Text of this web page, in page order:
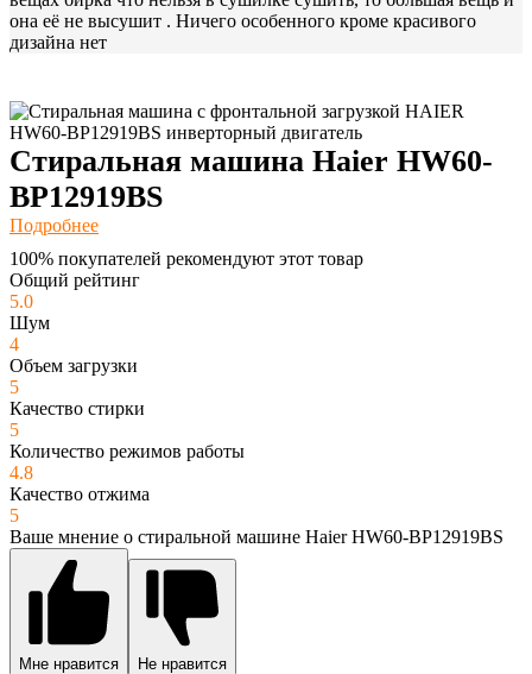
она её не высушит . Ничего особенного кроме красивого
дизайна нет
Стиральная машина Haier HW60-
BP12919BS
Подробнее
100% покупателей рекомендуют этот товар
Общий рейтинг
5.0
Шум
4
Объем загрузки
5
Качество стирки
5
Количество режимов работы
4.8
Качество отжима
5
Ваше мнение о стиральной машине Haier HW60-BP12919BS
Мне нравится Не нравится